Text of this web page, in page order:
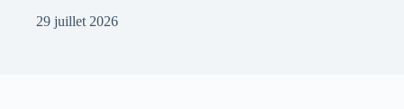
29 juillet 2026